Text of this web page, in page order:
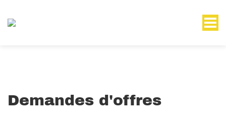
Demandes d'offres